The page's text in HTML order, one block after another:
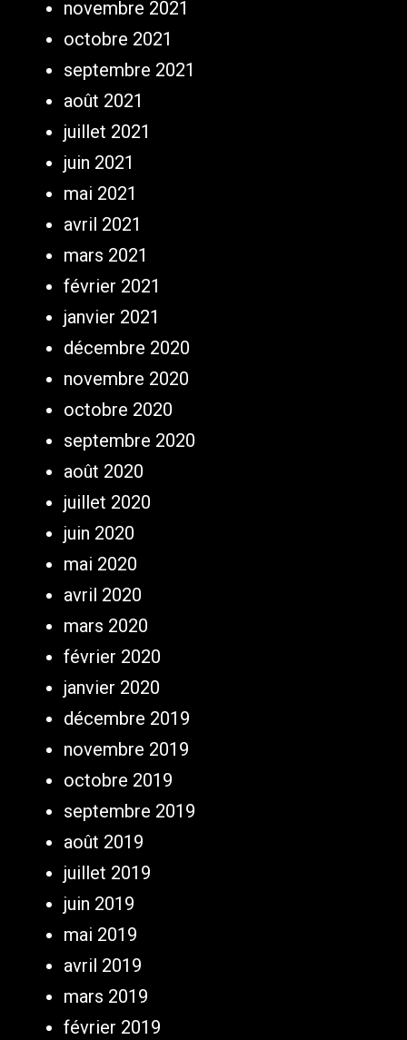
novembre 2021
octobre 2021
septembre 2021
août 2021
juillet 2021
juin 2021
mai 2021
avril 2021
mars 2021
février 2021
janvier 2021
décembre 2020
novembre 2020
octobre 2020
septembre 2020
août 2020
juillet 2020
juin 2020
mai 2020
avril 2020
mars 2020
février 2020
janvier 2020
décembre 2019
novembre 2019
octobre 2019
septembre 2019
août 2019
juillet 2019
juin 2019
mai 2019
avril 2019
mars 2019
février 2019